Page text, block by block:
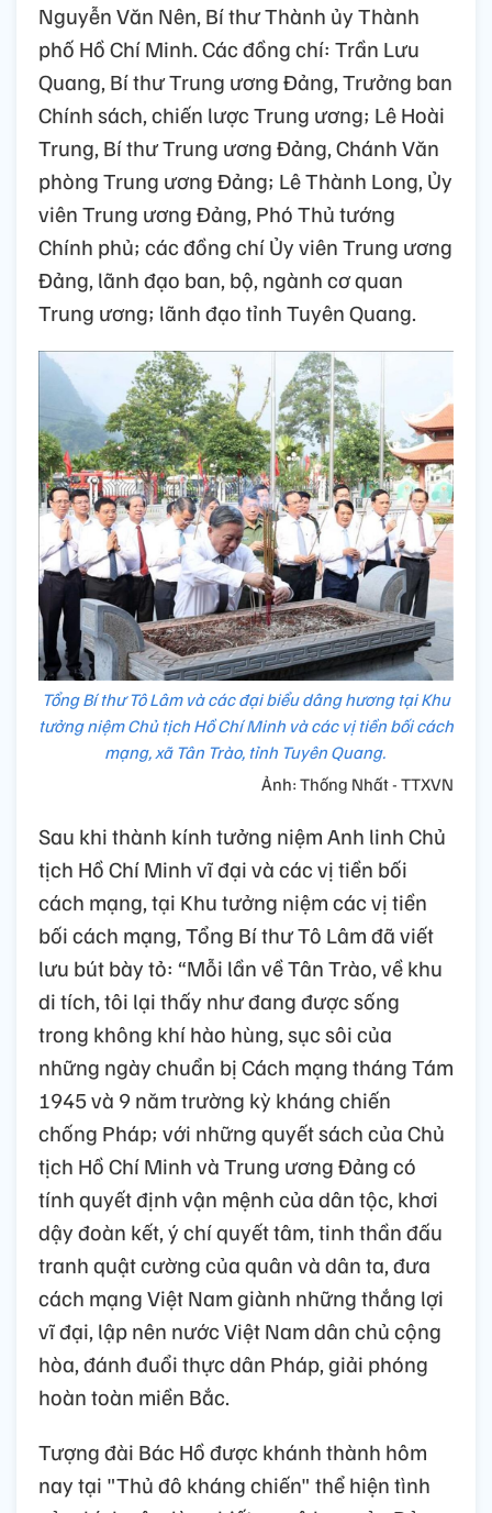
Nguyễn Văn Nên, Bí thư Thành ủy Thành
phố Hồ Chí Minh. Các đồng chí: Trần Lưu
Quang, Bí thư Trung ương Đảng, Trưởng ban
Chính sách, chiến lược Trung ương; Lê Hoài
Trung, Bí thư Trung ương Đảng, Chánh Văn
phòng Trung ương Đảng; Lê Thành Long, Ủy
viên Trung ương Đảng, Phó Thủ tướng
Chính phủ; các đồng chí Ủy viên Trung ương
Đảng, lãnh đạo ban, bộ, ngành cơ quan
Trung ương; lãnh đạo tỉnh Tuyên Quang.
Tổng Bí thư Tô Lâm và các đại biểu dâng hương tại Khu
tưởng niệm Chủ tịch Hồ Chí Minh và các vị tiền bối cách
mạng, xã Tân Trào, tỉnh Tuyên Quang.
Ảnh: Thống Nhất - TTXVN
Sau khi thành kính tưởng niệm Anh linh Chủ
tịch Hồ Chí Minh vĩ đại và các vị tiền bối
cách mạng, tại Khu tưởng niệm các vị tiền
bối cách mạng, Tổng Bí thư Tô Lâm đã viết
lưu bút bày tỏ: “Mỗi lần về Tân Trào, về khu
di tích, tôi lại thấy như đang được sống
trong không khí hào hùng, sục sôi của
những ngày chuẩn bị Cách mạng tháng Tám
1945 và 9 năm trường kỳ kháng chiến
chống Pháp; với những quyết sách của Chủ
tịch Hồ Chí Minh và Trung ương Đảng có
tính quyết định vận mệnh của dân tộc, khơi
dậy đoàn kết, ý chí quyết tâm, tinh thần đấu
tranh quật cường của quân và dân ta, đưa
cách mạng Việt Nam giành những thắng lợi
vĩ đại, lập nên nước Việt Nam dân chủ cộng
hòa, đánh đuổi thực dân Pháp, giải phóng
hoàn toàn miền Bắc.
Tượng đài Bác Hồ được khánh thành hôm
nay tại "Thủ đô kháng chiến" thể hiện tình